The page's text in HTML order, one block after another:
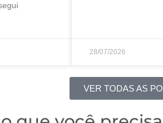
28/07/2026
VER TODAS AS